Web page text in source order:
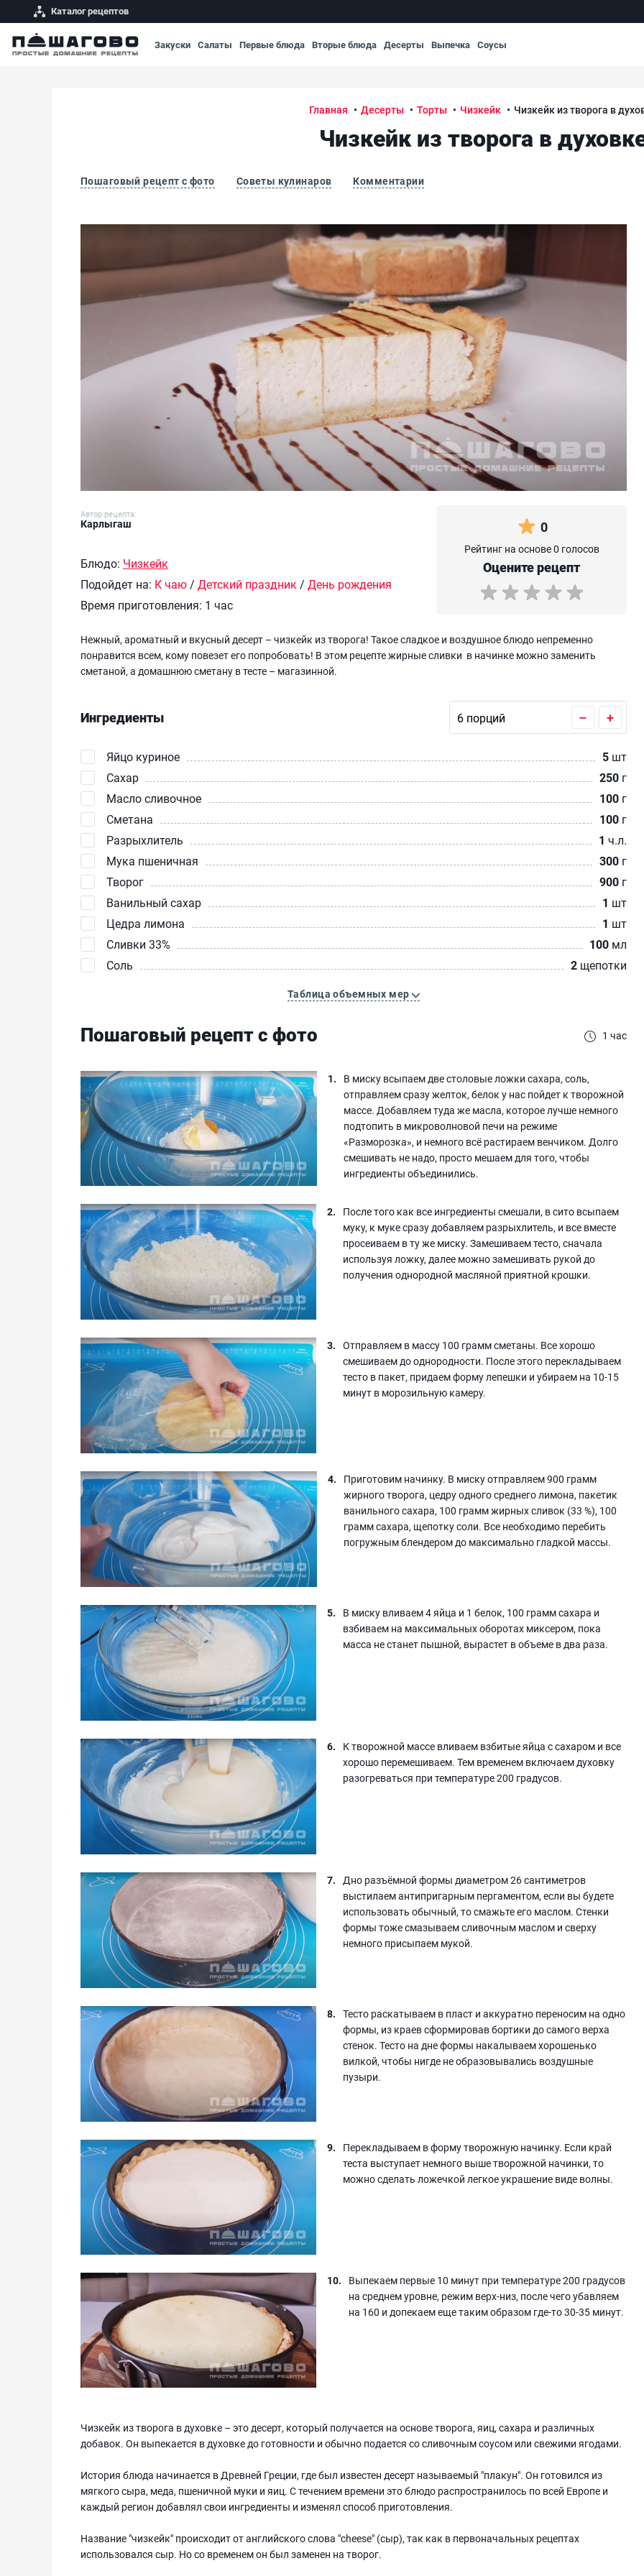
Каталог рецептов
Закуски Салаты Первые блюда Вторые блюда Десерты Выпечка Соусы
Главная Десерты Торты Чизкейк Чизкейк из творога в
Чизкейк из творога в
Пошаговый рецепт с фото Советы кулинаров Комментарии
Автор рецепта:
Карлыгаш
Блюдо: Чизкейк
Подойдет на: К чаю/ Детский праздник/ День рождения
Время приготовления: 1 час
0
Рейтинг на основе 0 голосов
Оцените рецепт
Нежный, ароматный и вкусный десерт – чизкейк из творога! Такое сладкое и воздушное блюдо непременно
понравится всем, кому повезет его попробовать! В этом рецепте жирные сливки в начинке можно заменить
сметаной, а домашнюю сметану в тесте – магазинной.
Ингредиенты – +
Яйцо куриное 5 шт
Сахар
250 г
Масло сливочное
100 г
Сметана
100 г
Разрыхлитель
1 ч.л.
Мука пшеничная
300 г
Творог
900 г
Ванильный сахар
1 шт
Цедра лимона
1 шт
Сливки 33%
100 мл
Соль
2 щепотки
Таблица объемных мер
Пошаговый рецепт с фото 1 час
В миску всыпаем две столовые ложки сахара, соль,
отправляем сразу желток, белок у нас пойдет к творожной
массе. Добавляем туда же масла, которое лучше немного
подтопить в микроволновой печи на режиме
«Разморозка», и немного всё растираем венчиком. Долго
смешивать не надо, просто мешаем для того, чтобы
ингредиенты объединились.
После того как все ингредиенты смешали, в сито всыпаем
муку, к муке сразу добавляем разрыхлитель, и все вместе
просеиваем в ту же миску. Замешиваем тесто, сначала
используя ложку, далее можно замешивать рукой до
получения однородной масляной приятной крошки.
Отправляем в массу 100 грамм сметаны. Все хорошо
смешиваем до однородности. После этого перекладываем
тесто в пакет, придаем форму лепешки и убираем на 10-15
минут в морозильную камеру.
Приготовим начинку. В миску отправляем 900 грамм
жирного творога, цедру одного среднего лимона, пакетик
ванильного сахара, 100 грамм жирных сливок (33 %), 100
грамм сахара, щепотку соли. Все необходимо перебить
погружным блендером до максимально гладкой массы.
В миску вливаем 4 яйца и 1 белок, 100 грамм сахара и
взбиваем на максимальных оборотах миксером, пока
масса не станет пышной, вырастет в объеме в два раза.
К творожной массе вливаем взбитые яйца с сахаром и все
хорошо перемешиваем. Тем временем включаем духовку
разогреваться при температуре 200 градусов.
Дно разъёмной формы диаметром 26 сантиметров
выстилаем антипригарным пергаментом, если вы будете
использовать обычный, то смажьте его маслом. Стенки
формы тоже смазываем сливочным маслом и сверху
немного присыпаем мукой.
Тесто раскатываем в пласт и аккуратно переносим на одно
формы, из краев сформировав бортики до самого верха
стенок. Тесто на дне формы накалываем хорошенько
вилкой, чтобы нигде не образовывались воздушные
пузыри.
Перекладываем в форму творожную начинку. Если край
теста выступает немного выше творожной начинки, то
можно сделать ложечкой легкое украшение виде волны.
Выпекаем первые 10 минут при температуре 200 градусов
на среднем уровне, режим верх-низ, после чего убавляем
на 160 и допекаем еще таким образом где-то 30-35 минут.
Чизкейк из творога в духовке – это десерт, который получается на основе творога, яиц, сахара и различных
добавок. Он выпекается в духовке до готовности и обычно подается со сливочным соусом или свежими ягодами.
История блюда начинается в Древней Греции, где был известен десерт называемый "плакун". Он готовился из
мягкого сыра, меда, пшеничной муки и яиц. С течением времени это блюдо распространилось по всей Европе и
каждый регион добавлял свои ингредиенты и изменял способ приготовления.
Название "чизкейк" происходит от английского слова "cheese" (сыр), так как в первоначальных рецептах
использовался сыр. Но со временем он был заменен на творог.